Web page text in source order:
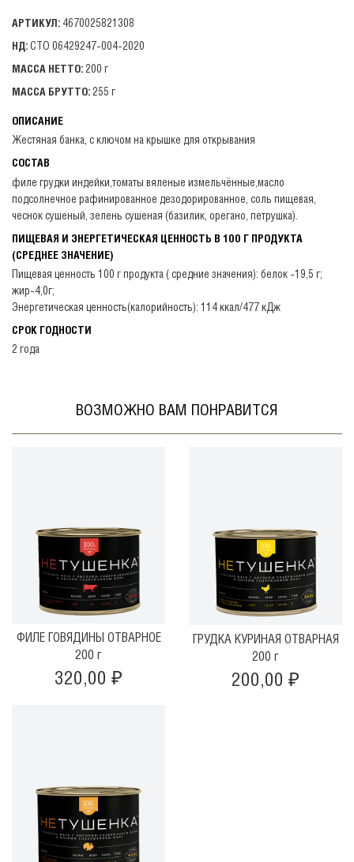
АРТИКУЛ: 4670025821308
НД: СТО 06429247-004-2020
МАССА НЕТТО: 200 г
МАССА БРУТТО: 255 г
ОПИСАНИЕ
Жестяная банка, с ключом на крышке для открывания
СОСТАВ
филе грудки индейки,томаты вяленые измельчённые,масло
подсолнечное рафинированное дезодорированное, соль пищевая,
чеснок сушеный, зелень сушеная (базилик, орегано, петрушка).
ПИЩЕВАЯ И ЭНЕРГЕТИЧЕСКАЯ ЦЕННОСТЬ В 100 Г ПРОДУКТА
(СРЕДНЕЕ ЗНАЧЕНИЕ)
Пищевая ценность 100 г продукта ( средние значения): белок -19,5 г;
жир-4,0г;
Энергетическая ценность(калорийность): 114 ккал/477 кДж
СРОК ГОДНОСТИ
2 года
ВОЗМОЖНО ВАМ ПОНРАВИТСЯ
ФИЛЕ ГОВЯДИНЫ ОТВАРНОЕ
200 г
320,00 ₽
ГРУДКА КУРИНАЯ ОТВАРНАЯ
200 г
200,00 ₽